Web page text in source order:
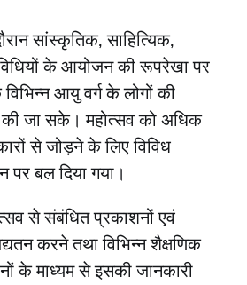
सांस्कृतिक, साहित्यिक,
के आयोजन की रूपरेखा पर
विभिन्न आयु वर्ग के लोगों की
की जा सके। महोत्सव को अधिक
से जोड़ने के लिए विविध
बल दिया गया।
से संबंधित प्रकाशनों एवं
करने तथा विभिन्न शैक्षणिक
के माध्यम से इसकी जानकारी